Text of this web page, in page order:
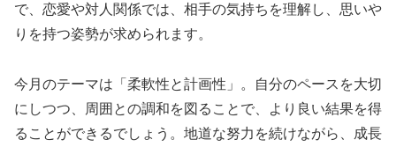
で、恋愛や対人関係では、相手の気持ちを理解し、思いや
りを持つ姿勢が求められます。
今月のテーマは「柔軟性と計画性」。自分のペースを大切
にしつつ、周囲との調和を図ることで、より良い結果を得
ることができるでしょう。地道な努力を続けながら、成長